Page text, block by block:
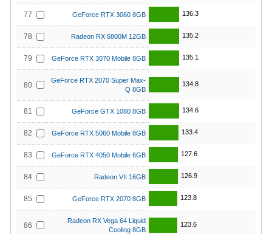
77 GeForce RTX 3060 8GB 136.3
78 Radeon RX 6800M 12GB 135.2
79 GeForce RTX 3070 Mobile 8GB 135.1
80
GeForce RTX 2070 Super Max-
Q 8GB
134.8
81 GeForce GTX 1080 8GB 134.6
82 GeForce RTX 5060 Mobile 8GB 133.4
83 GeForce RTX 4050 Mobile 6GB 127.6
84 Radeon VII 16GB 126.9
85 GeForce RTX 2070 8GB 123.8
86
Radeon RX Vega 64 Liquid
Cooling 8GB
123.6